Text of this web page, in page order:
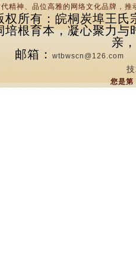
精神、品位高雅的网络文化品牌，
权所有：皖桐炭埠王氏
培根育本，凝心聚力
亲
邮箱：wtbwscn@126.com
您是第